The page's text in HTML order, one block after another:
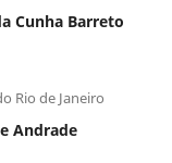
Cunha Barreto
Rio de Janeiro
Andrade